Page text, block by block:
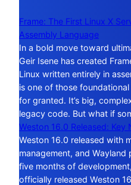
Frame: The First Linux X
Assembly Language
In a bold move toward
Geir Isene has created
Linux written entirely in
is one of those
for granted. It’s big,
legacy code. But what if
Weston 16.0 Released: Key
Weston 16.0 released with
management, and
five months of
officially released Weston